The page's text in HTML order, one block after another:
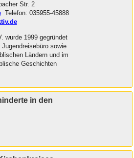
Str. 2
Telefon: 035955-45888
wurde 1999 gegründet
sowie
Ländern und im
Geschichten
in den